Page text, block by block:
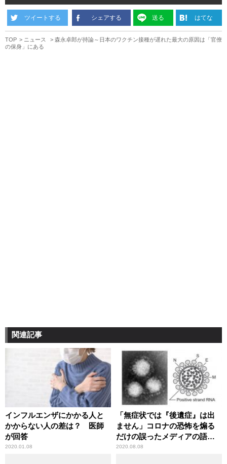
ツイートする シェアする 送る はてな
TOP ニュース
森永卓郎が持論～日本のワクチン接種が遅れた最大の原因は「官僚
の保身」にある
関連記事
インフルエンザにかかる人と
かからない人の差は？ 医師
が回答
2020.01.08
「無症状では『後遺症』は出
ません」コロナの恐怖を煽る
だけの誤ったメディアの語法
に辛坊治郎が異議
2020.08.08